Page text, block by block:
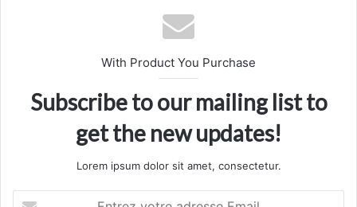
With Product You Purchase
Subscribe to our mailing list to
get the new updates!
Lorem ipsum dolor sit amet, consectetur.